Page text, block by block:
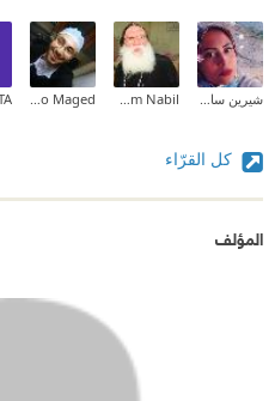
شيرين سامح Mariam Nabil
Mario Maged
كل القرّاء
المؤلف